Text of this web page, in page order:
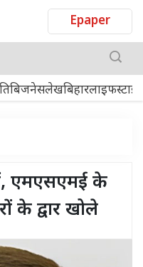
Epaper
बिजनेसलेखबिहार
एमएसएमई के
के द्वार खोले